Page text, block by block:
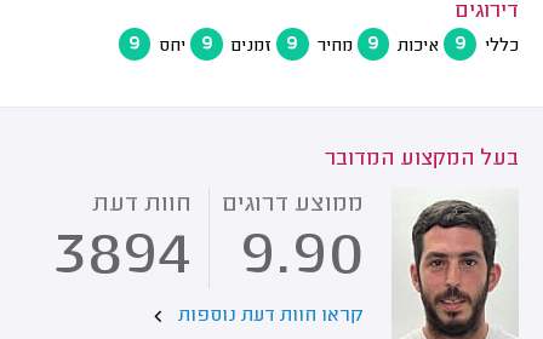
דירוגים
כללי 9 איכות 9 מחיר 9 זמנים 9 יחס 9
בעל המקצוע המדובר
ממוצע דרוגים
9.90
חוות דעת
3894
קראו חוות דעת נוספות